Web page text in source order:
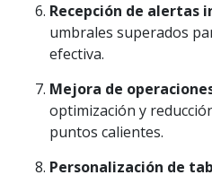
Recepción de alertas
umbrales superados
efectiva.
Mejora de
optimización y
puntos calientes.
Personalización de